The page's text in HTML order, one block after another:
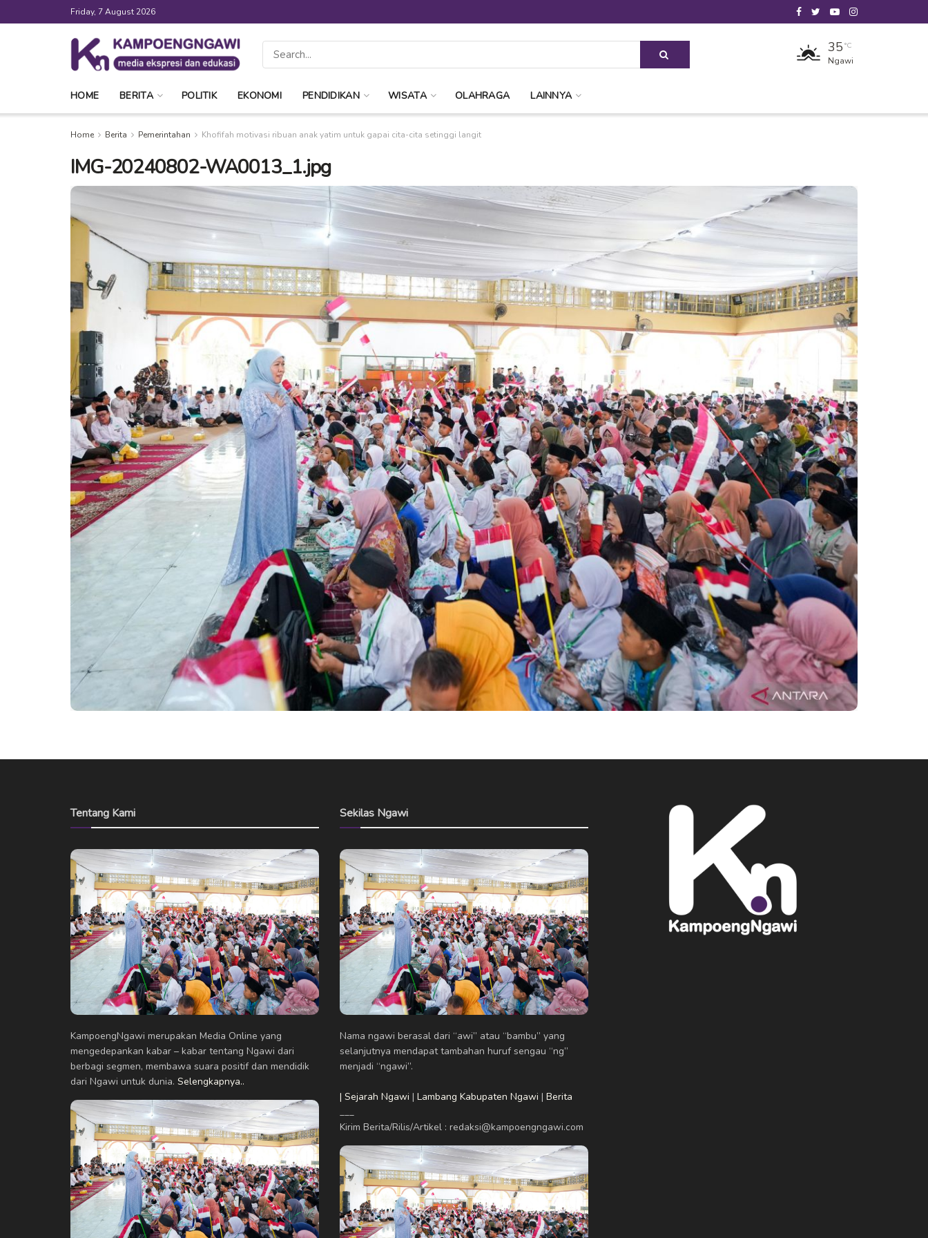
Friday, 7 August 2026
35 °C
Ngawi
HOME BERITA POLITIK EKONOMI PENDIDIKAN WISATA OLAHRAGA LAINNYA
Home Berita Pemerintahan Khofifah motivasi ribuan anak yatim untuk gapai cita-cita setinggi langit
IMG-20240802-WA0013_1.jpg
Tentang Kami
KampoengNgawi merupakan Media Online yang
mengedepankan kabar – kabar tentang Ngawi dari
berbagi segmen, membawa suara positif dan mendidik
dari Ngawi untuk dunia. Selengkapnya..
Sekilas Ngawi
Nama ngawi berasal dari “awi” atau “bambu” yang
selanjutnya mendapat tambahan huruf sengau “ng”
menjadi “ngawi”.
| Sejarah Ngawi | Lambang Kabupaten Ngawi | Berita
___
Kirim Berita/Rilis/Artikel : redaksi@kampoengngawi.com